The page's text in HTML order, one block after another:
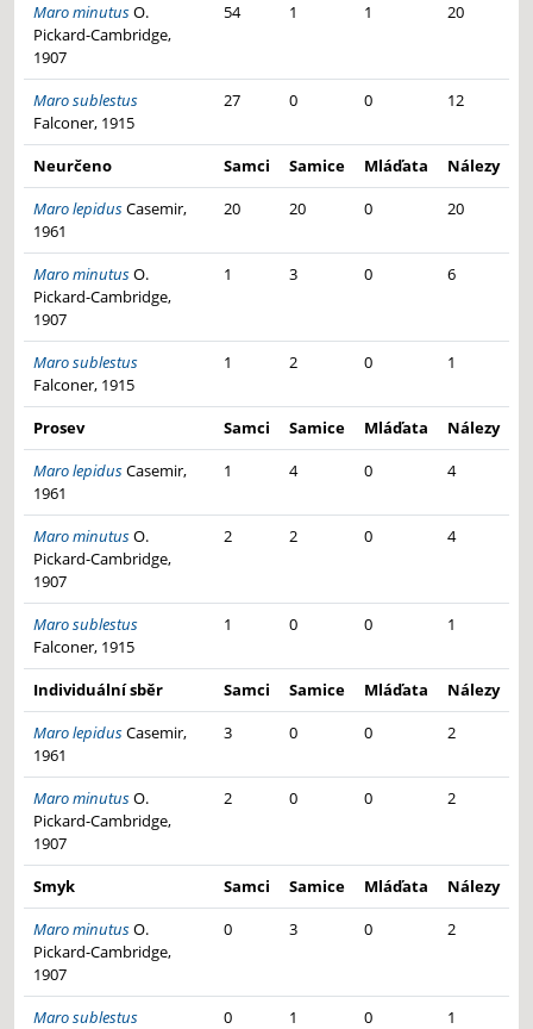
Maro minutusO.
Pickard-Cambridge,
1907
54 1 1 20
Maro sublestus
Falconer, 1915
27 0 0 12
Neurčeno Samci Samice Mláďata
Nálezy
Maro lepidusCasemir,
1961
20 20 0 20
Maro minutusO.
Pickard-Cambridge,
1907
1 3 0 6
Maro sublestus
Falconer, 1915
1 2 0 1
Prosev Samci Samice Mláďata
Nálezy
Maro lepidusCasemir,
1961
1 4 0 4
Maro minutusO.
Pickard-Cambridge,
1907
2 2 0 4
Maro sublestus
Falconer, 1915
1 0 0 1
Individuální sběr Samci Samice Mláďata
Nálezy
Maro lepidusCasemir,
1961
3 0 0 2
Maro minutusO.
Pickard-Cambridge,
1907
2 0 0 2
Smyk Samci Samice Mláďata
Nálezy
Maro minutusO.
Pickard-Cambridge,
1907
0 3 0 2
Maro sublestus
0 1 0 1